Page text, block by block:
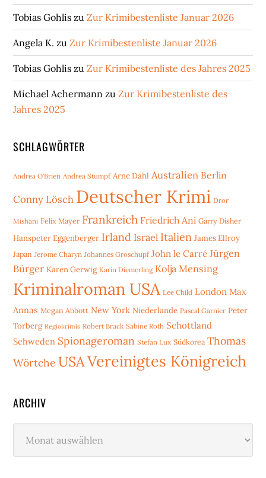
Tobias Gohlis zuZur Krimibestenliste Januar 2026
Angela K. zuZur Krimibestenliste Januar 2026
Tobias Gohlis zuZur Krimibestenliste des Jahres 2025
Michael Achermann zuZur Krimibestenliste des
Jahres 2025
SCHLAGWÖRTER
Andrea O'Brien Andrea Stumpf Arne Dahl Australien Berlin
Conny Lösch Deutscher Krimi Dror
Mishani Felix Mayer Frankreich Friedrich Ani Garry Disher
Hanspeter Eggenberger Irland Israel Italien James Ellroy
Japan Jerome Charyn Johannes Groschupf John le Carré Jürgen
Bürger Karen Gerwig Karin Diemerling Kolja Mensing
Kriminalroman USA Lee Child London Max
Annas Megan Abbott New York Niederlande Pascal Garnier Peter
Torberg Regiokrimis Robert Brack Sabine Roth Schottland
Schweden Spionageroman Stefan Lux Südkorea Thomas
Wörtche USAVereinigtes Königreich
ARCHIV